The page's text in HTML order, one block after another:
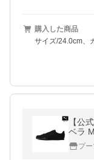
購入した商品
サイズ/24.0cm、
【公
ベラ
ース
プ